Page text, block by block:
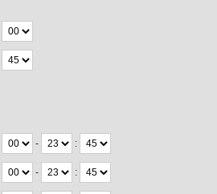
- :
- :